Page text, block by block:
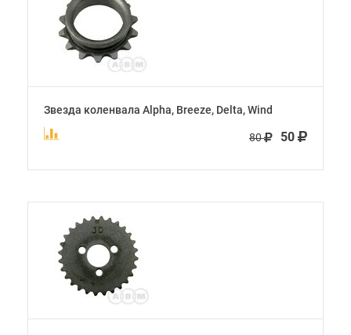
Звезда коленвала Alpha, Breeze, Delta, Wind
80 50